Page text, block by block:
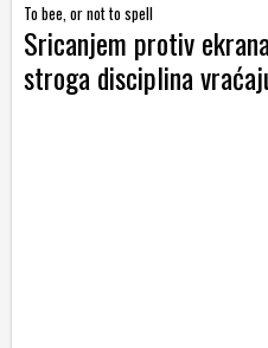
To bee, or not to spell
Sricanjem protiv
stroga disciplina